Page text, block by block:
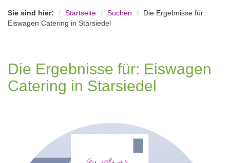
Sie sind hier: Startseite Suchen
Die Ergebnisse für:
Eiswagen Catering in Starsiedel
Die Ergebnisse für: Eiswagen
Catering in Starsiedel